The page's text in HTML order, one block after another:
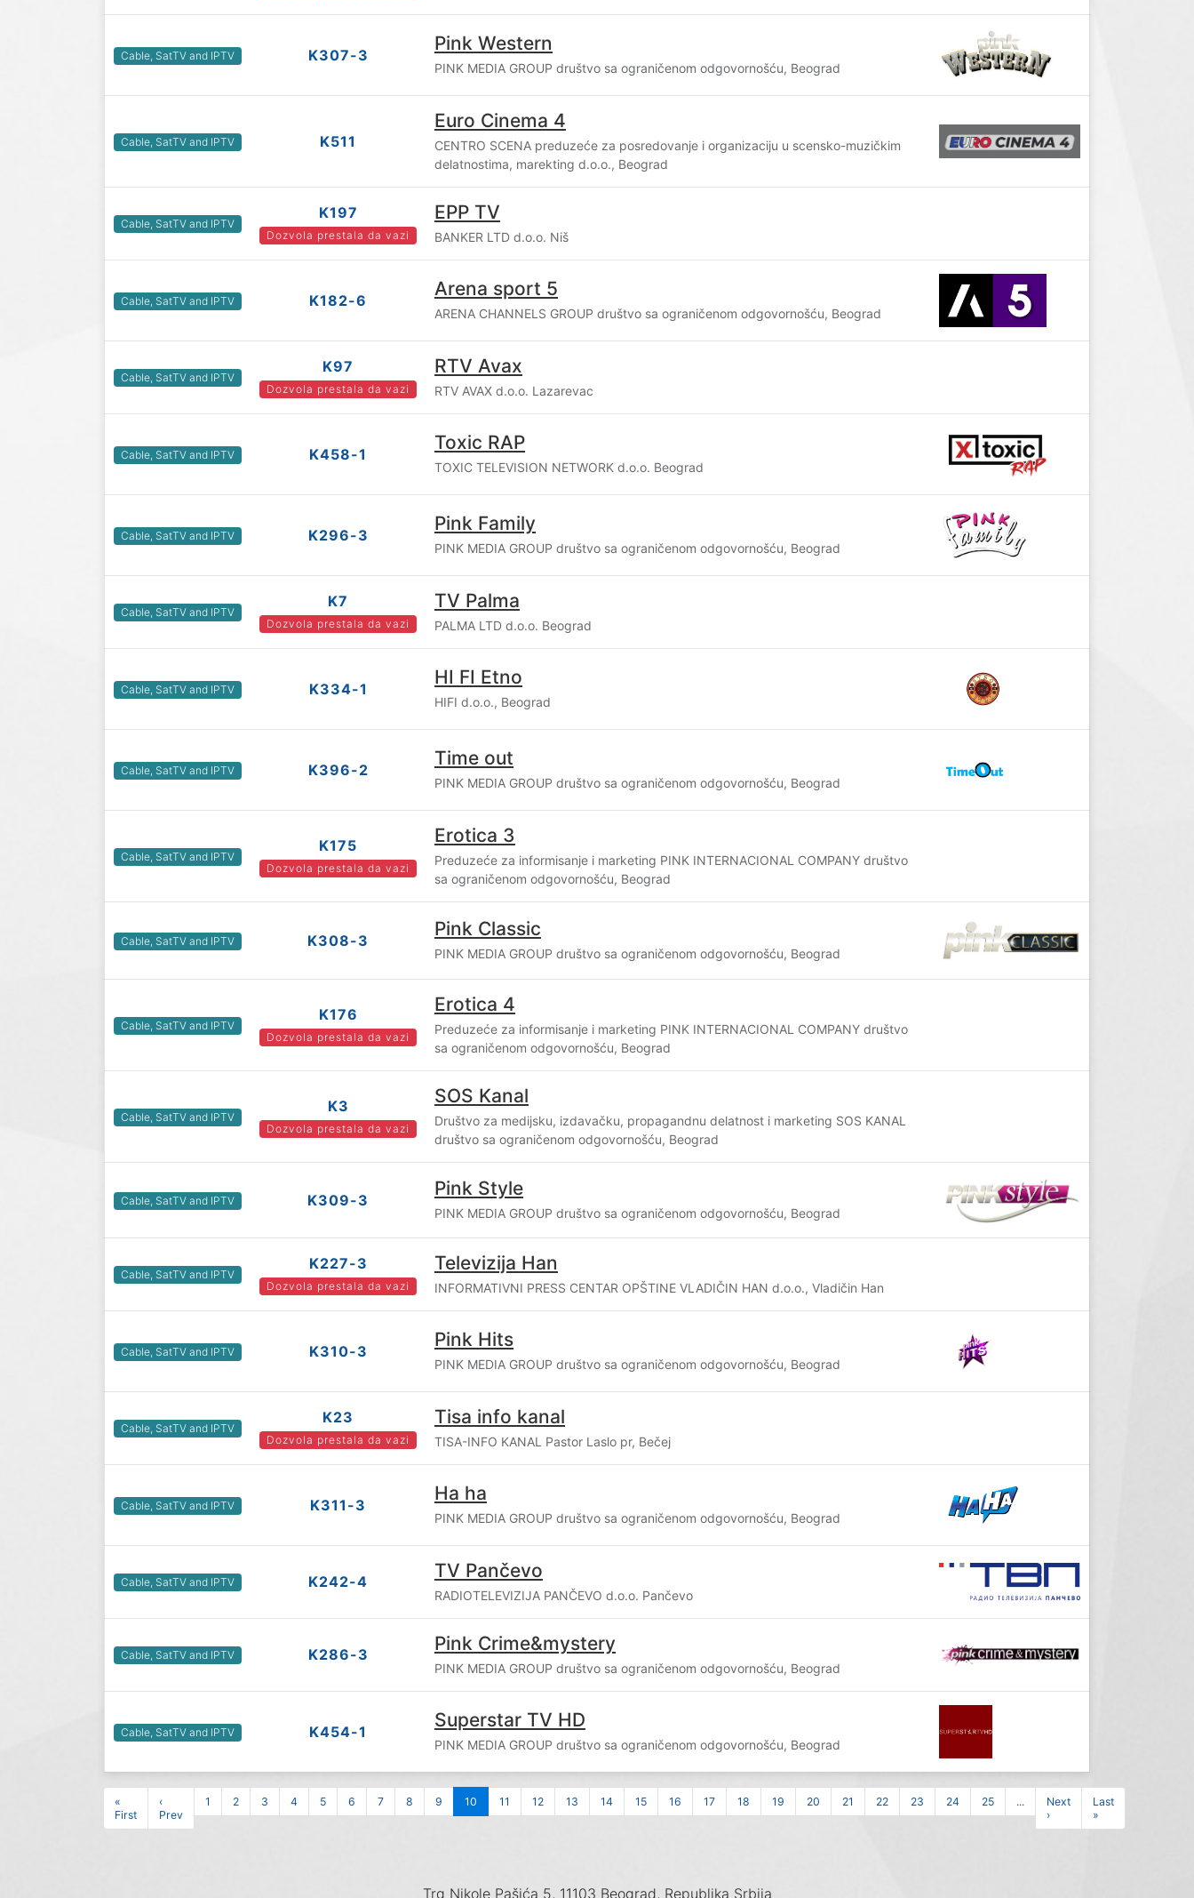
Cable, SatTV and IPTV K307-3
Pink Western
PINK MEDIA GROUP društvo sa ograničenom odgovornošću, Beograd
Cable, SatTV and IPTV K511
Euro Cinema 4
CENTRO SCENA preduzeće za posredovanje i organizaciju u scensko-muzičkim
delatnostima, marekting d.o.o., Beograd
Cable, SatTV and IPTV
K197
Dozvola prestala da vazi
EPP TV
BANKER LTD d.o.o. Niš
Cable, SatTV and IPTV K182-6
Arena sport 5
ARENA CHANNELS GROUP društvo sa ograničenom odgovornošću, Beograd
Cable, SatTV and IPTV
K97
Dozvola prestala da vazi
RTV Avax
RTV AVAX d.o.o. Lazarevac
Cable, SatTV and IPTV K458-1
Toxic RAP
TOXIC TELEVISION NETWORK d.o.o. Beograd
Cable, SatTV and IPTV K296-3
Pink Family
PINK MEDIA GROUP društvo sa ograničenom odgovornošću, Beograd
Cable, SatTV and IPTV
K7
Dozvola prestala da vazi
TV Palma
PALMA LTD d.o.o. Beograd
Cable, SatTV and IPTV K334-1
HI FI Etno
HIFI d.o.o., Beograd
Cable, SatTV and IPTV K396-2
Time out
PINK MEDIA GROUP društvo sa ograničenom odgovornošću, Beograd
Cable, SatTV and IPTV
K175
Dozvola prestala da vazi
Erotica 3
Preduzeće za informisanje i marketing PINK INTERNACIONAL COMPANY društvo
sa ograničenom odgovornošću, Beograd
Cable, SatTV and IPTV K308-3
Pink Classic
PINK MEDIA GROUP društvo sa ograničenom odgovornošću, Beograd
Cable, SatTV and IPTV
K176
Dozvola prestala da vazi
Erotica 4
Preduzeće za informisanje i marketing PINK INTERNACIONAL COMPANY društvo
sa ograničenom odgovornošću, Beograd
Cable, SatTV and IPTV
K3
Dozvola prestala da vazi
SOS Kanal
Društvo za medijsku, izdavačku, propagandnu delatnost i marketing SOS KANAL
društvo sa ograničenom odgovornošću, Beograd
Cable, SatTV and IPTV K309-3
Pink Style
PINK MEDIA GROUP društvo sa ograničenom odgovornošću, Beograd
Cable, SatTV and IPTV
K227-3
Dozvola prestala da vazi
Televizija Han
INFORMATIVNI PRESS CENTAR OPŠTINE VLADIČIN HAN d.o.o., Vladičin Han
Cable, SatTV and IPTV K310-3
Pink Hits
PINK MEDIA GROUP društvo sa ograničenom odgovornošću, Beograd
Cable, SatTV and IPTV
K23
Dozvola prestala da vazi
Tisa info kanal
TISA-INFO KANAL Pastor Laslo pr, Bečej
Cable, SatTV and IPTV K311-3
Ha ha
PINK MEDIA GROUP društvo sa ograničenom odgovornošću, Beograd
Cable, SatTV and IPTV K242-4 TV Pančevo
RADIOTELEVIZIJA PANČEVO d.o.o. Pančevo
Cable, SatTV and IPTV K286-3 Pink Crime&mystery
PINK MEDIA GROUP društvo sa ograničenom odgovornošću, Beograd
Cable, SatTV and IPTV K454-1
Superstar TV HD
PINK MEDIA GROUP društvo sa ograničenom odgovornošću, Beograd
«
First
‹
Prev
1 2 3 4 5 6 7 8 9 10 11 12 13 14 15 16 17 18 19 20 21 22 23 24 25 ...
Next
›
Last
»
Trg Nikole Pašića 5, 11103 Beograd, Republika Srbija